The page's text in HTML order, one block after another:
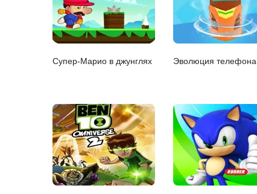
Супер-Марио в джунглях Эволюция телефона